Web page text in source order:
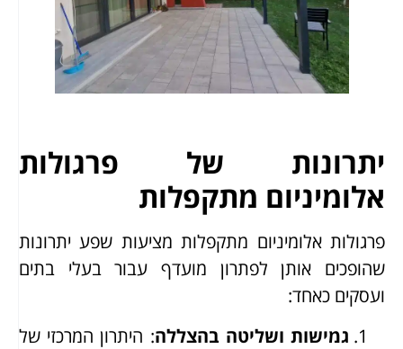
יתרונות של פרגולות
אלומיניום מתקפלות
פרגולות אלומיניום מתקפלות מציעות שפע יתרונות
שהופכים אותן לפתרון מועדף עבור בעלי בתים
ועסקים כאחד:
גמישות ושליטה בהצללה: היתרון המרכזי של